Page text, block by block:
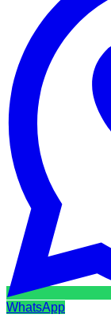
WhatsApp